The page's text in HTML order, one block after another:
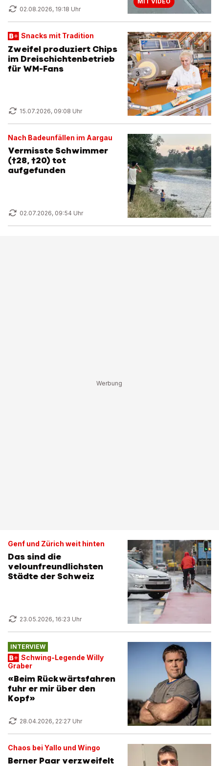
02.08.2026, 19:18 Uhr
Snacks mit Tradition
Zweifel produziert Chips
im Dreischichtenbetrieb
für WM-Fans
15.07.2026, 09:08 Uhr
Nach Badeunfällen im Aargau
Vermisste Schwimmer
(†28, †20) tot
aufgefunden
02.07.2026, 09:54 Uhr
Genf und Zürich weit hinten
Das sind die
velounfreundlichsten
Städte der Schweiz
23.05.2026, 16:23 Uhr
INTERVIEW
Schwing-Legende Willy
Graber
«Beim Rückwärtsfahren
fuhr er mir über den
Kopf»
28.04.2026, 22:27 Uhr
Chaos bei Yallo und Wingo
Berner Paar verzweifelt